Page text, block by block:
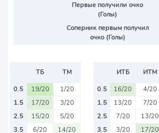
Первые получили очко
(Голы)
Соперник первым получил
очко (Голы)
ТБ
ТМ
0.5
19/20
1/20
1.5
17/20
3/20
2.5
15/20
5/20
3.5
6/20
14/20
ИТБ
ИТМ
0.5
16/20
4/20
1.5
13/20
7/20
2.5
7/20
13/20
3.5
3/20
17/20